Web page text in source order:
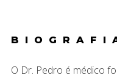
O Dr. Pedro é médico